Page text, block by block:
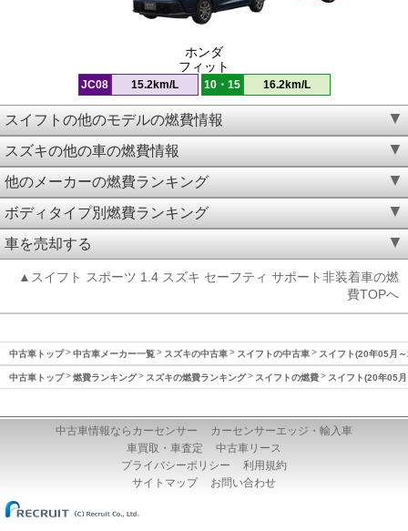
ホンダ
フィット
JC08 15.2km/L 10・15 16.2km/L
スイフトの他のモデルの燃費情報
スズキの他の車の燃費情報
他のメーカーの燃費ランキング
ボディタイプ別燃費ランキング
車を売却する
▲スイフト スポーツ 1.4 スズキ セーフティ サポート非装着車の燃
費TOPへ
中古車トップ 中古車メーカー一覧 スズキの中古車 スイフトの中古車 スイフト(20年05月
中古車トップ 燃費ランキング スズキの燃費ランキング スイフトの燃費 スイフト(20年05
中古車情報ならカーセンサー
カーセンサーエッジ・輸入車
車買取・車査定
中古車リース
プライバシーポリシー
利用規約
サイトマップ
お問い合わせ